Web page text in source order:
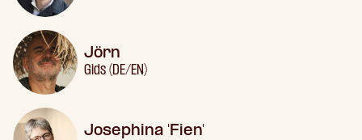
Jörn
Gids (DE/EN)
Josephina 'Fien'